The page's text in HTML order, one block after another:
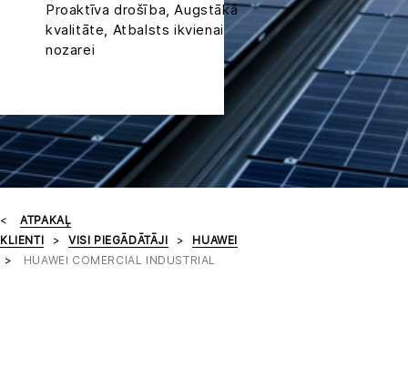
Proaktīva drošība, Augstākā
kvalitāte, Atbalsts ikvienai
nozarei
ATPAKAĻ
KLIENTI
VISI PIEGĀDĀTĀJI
HUAWEI
HUAWEI COMERCIAL INDUSTRIAL